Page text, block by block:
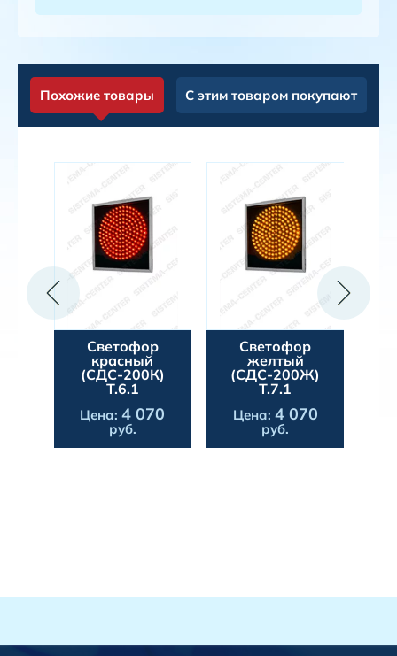
Похожие товары С этим товаром покупают
Светофор
красный
(СДС-200К)
Т.6.1
Цена:4 070
руб.
Светофор
желтый
(СДС-200Ж)
Т.7.1
Цена: 4 070
руб.